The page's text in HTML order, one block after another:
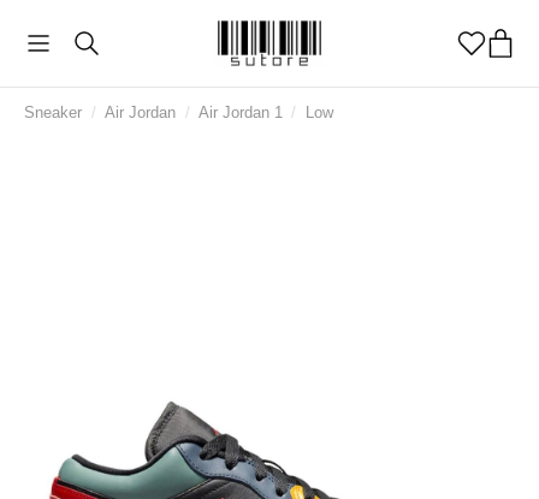
Sneaker / Air Jordan / Air Jordan 1 / Low